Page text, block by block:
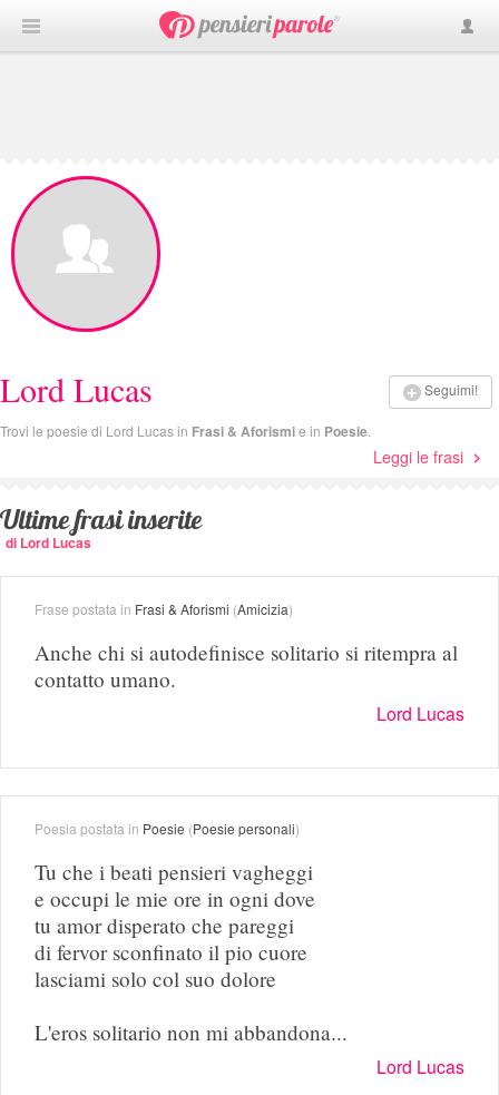
Seguimi!
Lord Lucas
Trovi le poesie di Lord Lucas in Frasi & Aforismie in Poesie
Leggi le frasi
Ultime frasi inserite
di Lord Lucas
Frase postata in Frasi & Aforismi (Amicizia)
Anche chi si autodefinisce solitario si ritempra al
contatto umano.
Lord Lucas
Poesia postata in Poesie (Poesie personali)
Tu che i beati pensieri vagheggi
e occupi le mie ore in ogni dove
tu amor disperato che pareggi
di fervor sconfinato il pio cuore
lasciami solo col suo dolore
L'eros solitario non mi abbandona...
Lord Lucas